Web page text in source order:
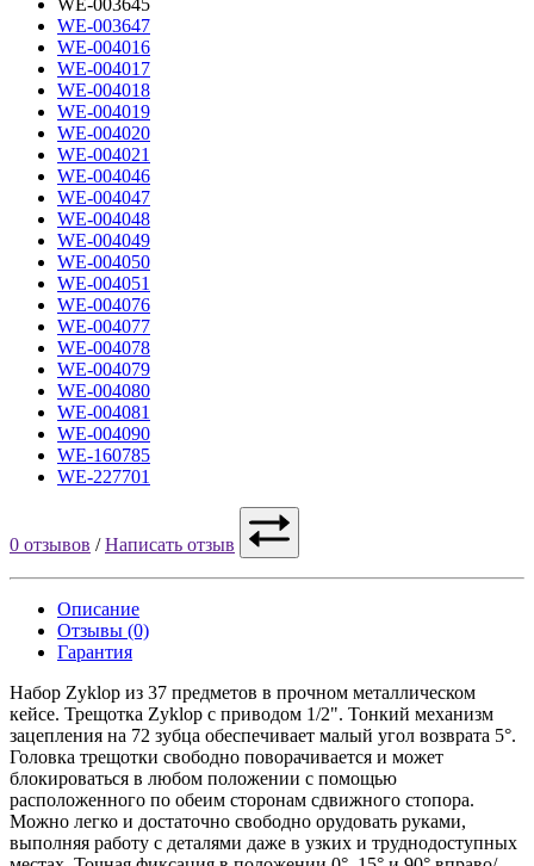
WE-003647
WE-004016
WE-004017
WE-004018
WE-004019
WE-004020
WE-004021
WE-004046
WE-004047
WE-004048
WE-004049
WE-004050
WE-004051
WE-004076
WE-004077
WE-004078
WE-004079
WE-004080
WE-004081
WE-004090
WE-160785
WE-227701
0 отзывов /Написать отзыв
Описание
Отзывы (0)
Гарантия
Набор Zyklop из 37 предметов в прочном металлическом
кейсе. Трещотка Zyklop с приводом 1/2". Тонкий механизм
зацепления на 72 зубца обеспечивает малый угол возврата 5°.
Головка трещотки свободно поворачивается и может
блокироваться в любом положении с помощью
расположенного по обеим сторонам сдвижного стопора.
Можно легко и достаточно свободно орудовать руками,
выполняя работу с деталями даже в узких и труднодоступных